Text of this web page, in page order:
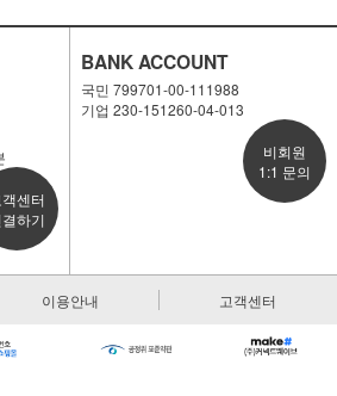
객센터
하기
BANK ACCOUNT
국민 799701-00-111988
기업 230-151260-04-013
비회원
1:1 문의
이용안내 고객센터